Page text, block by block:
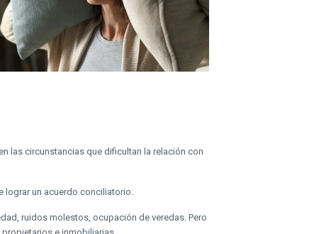
las circunstancias que dificultan la relación con
lograr un acuerdo conciliatorio.
ruidos molestos, ocupación de veredas. Pero